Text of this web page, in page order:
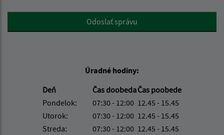
Google reCaptcha ResponseOdoslať správu
Úradné hodiny:
Deň
Čas doobedaČas poobede
Pondelok:
07:30 - 12:00 12.45 - 15.45
Utorok:
07:30 - 12:00 12.45 - 15.45
Streda:
07:30 - 12:00 12.45 - 15.45